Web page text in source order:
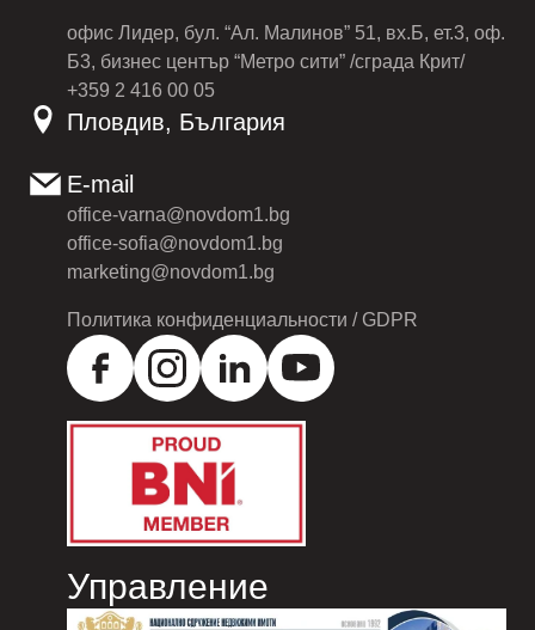
офис Лидер, бул. “Ал. Малинов” 51, вх.Б, ет.3, оф.
Б3, бизнес център “Метро сити” /сграда Крит/
+359 2 416 00 05
Пловдив, България
E-mail
office-varna@novdom1.bg
office-sofia@novdom1.bg
marketing@novdom1.bg
Политика конфиденциальности / GDPR
Управление